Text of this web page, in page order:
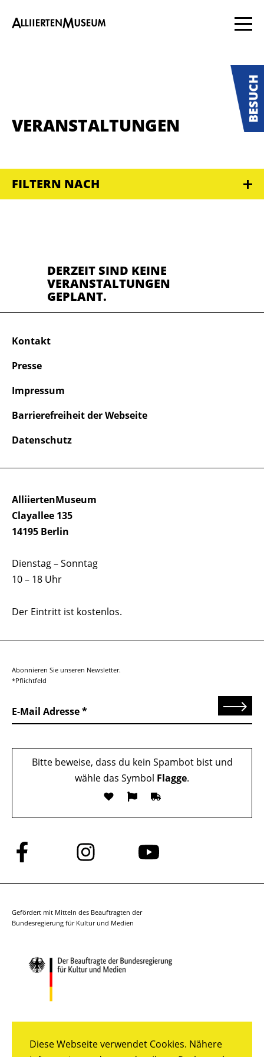
Diese Webseite verwendet Cookies. Nähere
VERANSTALTUNGEN
FILTERN NACH
DERZEIT SIND KEINE
VERANSTALTUNGEN
GEPLANT.
AlliiertenMuseum
Clayallee 135
14195 Berlin
Dienstag – Sonntag
10 – 18 Uhr
Der Eintritt ist kostenlos.
Kontakt
Presse
Impressum
Barrierefreiheit der Webseite
Datenschutz
Abonnieren Sie unseren Newsletter.
*Pflichtfeld
E-Mail Adresse Senden
Bitte beweise, dass du kein Spambot bist und
wähle das Symbol Flagge.
Folge
uns
auf
Folge
uns
auf
Folge
auf
Gefördert mit Mitteln des Beauftragten der
Bundesregierung für Kultur und Medien